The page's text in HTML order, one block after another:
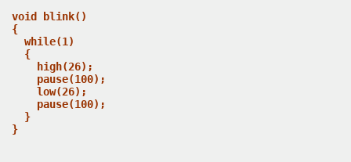
void blink()
{
  while(1)
  {
    high(26);
    pause(100);
    low(26);
    pause(100);
  }
}